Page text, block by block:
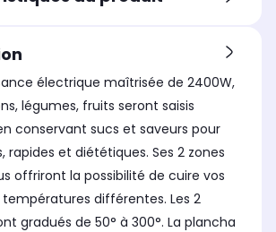
de
Electrique
Température maximum de
cuisson
300°C
Rapidité de montée en
température
Varie selon la température
souhaitée
Nombre de plaques
1 plaque
électrique maîtrisée de 2400W,
légumes, fruits seront saisis
conservant sucs et saveurs pour
rapides et diététiques. Ses 2 zones
offriront la possibilité de cuire vos
différentes. Les 2
gradués de 50° à 300°. La plancha